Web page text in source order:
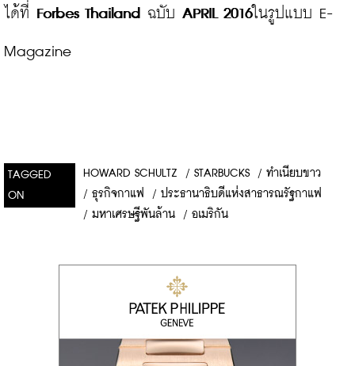
ได้ที่ Forbes Thailand ฉบับ APRIL 2016ในรูปแบบ E-
Magazine
TAGGED
ON
HOWARD SCHULTZ / STARBUCKS / ทำเนียบขาว
/ ธุรกิจกาแฟ / ประธานาธิบดีแห่งสาธารณรัฐกาแฟ
/ มหาเศรษฐีพันล้าน / อเมริกัน